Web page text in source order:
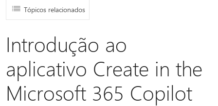
Tópicos relacionados
Introdução ao
aplicativo Create in the
Microsoft 365 Copilot